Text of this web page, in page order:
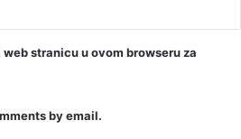
stranicu u ovom browseru za
by email.